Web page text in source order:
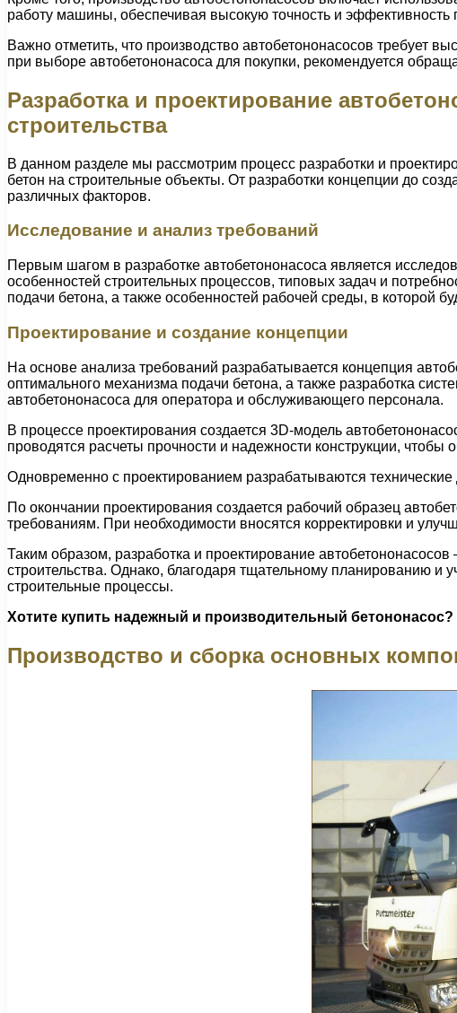
работу машины, обеспечивая высокую точность и эффективность
Важно отметить, что производство автобетононасосов требует
при выборе автобетононасоса для покупки, рекомендуется
Разработка и проектирование
строительства
В данном разделе мы рассмотрим процесс разработки и
бетон на строительные объекты. От разработки концепции до
различных факторов.
Исследование и анализ требований
Первым шагом в разработке автобетононасоса является
особенностей строительных процессов, типовых задач и
подачи бетона, а также особенностей рабочей среды, в которой
Проектирование и создание концепции
На основе анализа требований разрабатывается концепция
оптимального механизма подачи бетона, а также разработка
автобетононасоса для оператора и обслуживающего персонала.
В процессе проектирования создается 3D-модель
проводятся расчеты прочности и надежности конструкции, чтобы
Одновременно с проектированием разрабатываются
По окончании проектирования создается рабочий образец
требованиям. При необходимости вносятся корректировки и
Таким образом, разработка и проектирование
строительства. Однако, благодаря тщательному планированию и
строительные процессы.
Хотите купить надежный и производительный бетононасос?
Производство и сборка основных